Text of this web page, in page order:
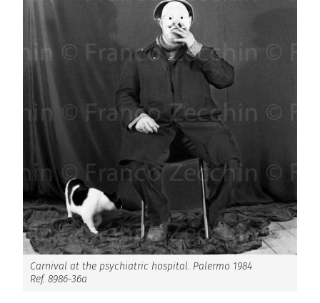
Carnival at the psychiatric hospital. Palermo 1984
Ref. 8986-36a